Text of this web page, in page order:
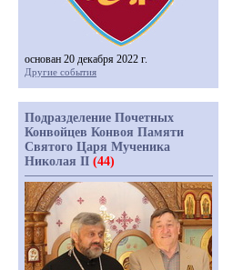
основан 20 декабря 2022 г.
Другие события
Подразделение Почетных
Конвойцев Конвоя Памяти
Святого Царя Мученика
Николая II (44)